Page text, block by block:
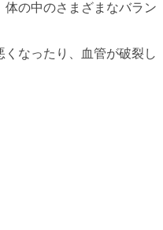
の中のさまざまなバラン
なったり、血管が破裂し